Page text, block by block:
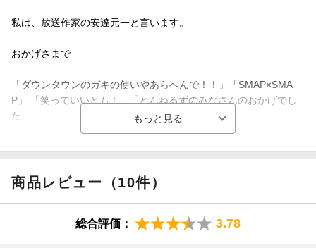
私は、放送作家の安達元一と言います。
おかげさまで
「ダウンタウンのガキの使いやあらへんで！！」「SMAP×SMA
P」 「笑っていいとも！」「とんねるずのみなさんのおかげでし
た」
また、自分の担当する番組の週間視聴率の合計から 世間では「視
商品レビュー（10件）
総合評価： 3.78